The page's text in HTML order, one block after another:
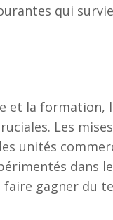
qui
et la formation,
Les
unités
dans
gagner du